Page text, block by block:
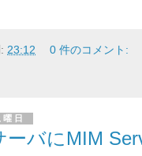
23:12 0 件のコメント:
日
ーバにMIM